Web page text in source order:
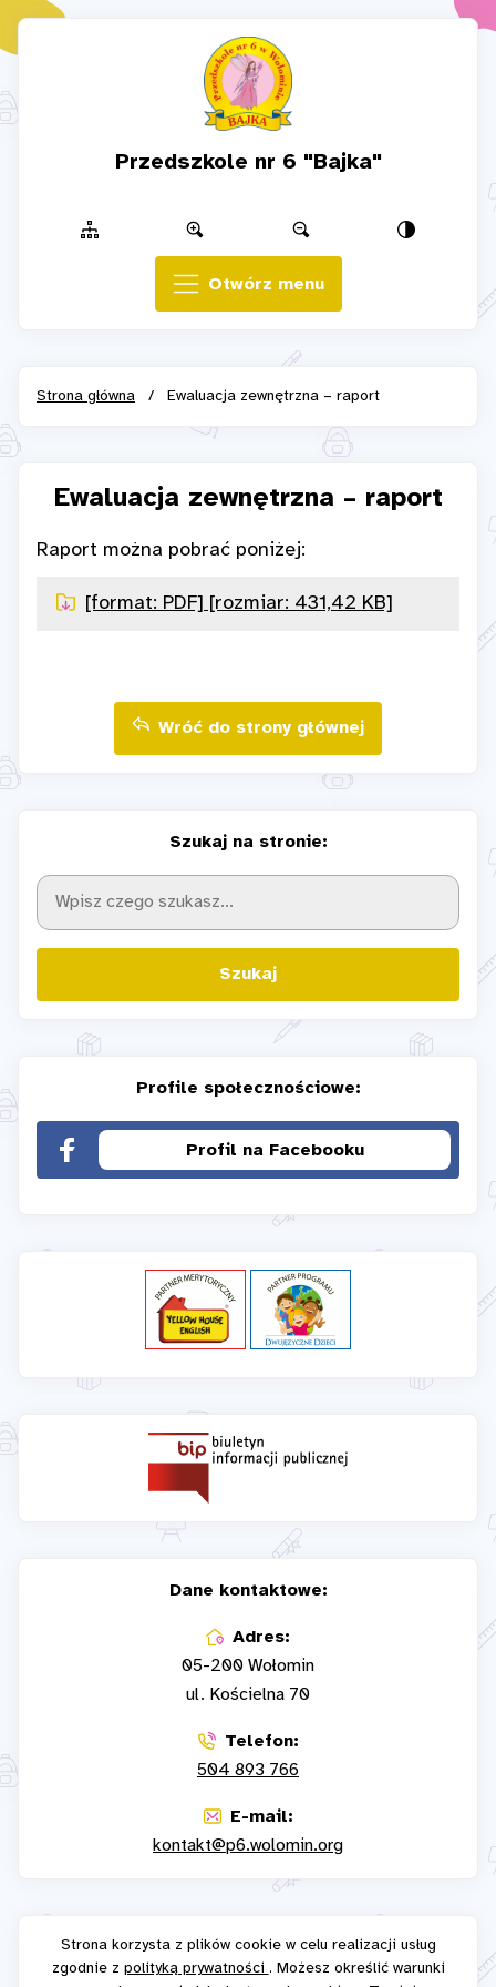
Przedszkole nr 6 "Bajka"
Otwórz menu
Strona główna / Ewaluacja zewnętrzna – raport
Ewaluacja zewnętrzna – raport
Raport można pobrać poniżej:
[format: PDF] [rozmiar: 431,42 KB]
Wróć do strony głównej
Szukaj na stronie:
Szukaj
Profile społecznościowe:
Profil na Facebooku
Dane kontaktowe:
Adres:
05-200 Wołomin
ul. Kościelna 70
Telefon:
504 893 766
E-mail:
kontakt@p6.wolomin.org
Strona korzysta z plików cookie w celu realizacji usług
zgodnie z polityką prywatności . Możesz określić warunki